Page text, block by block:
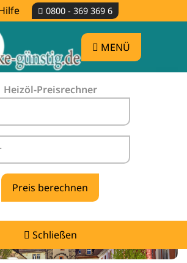
0800 - 369 369 6
MENÜ
Heizöl-Preisrechner
Schließen
Hofstetten -
günstig tanken